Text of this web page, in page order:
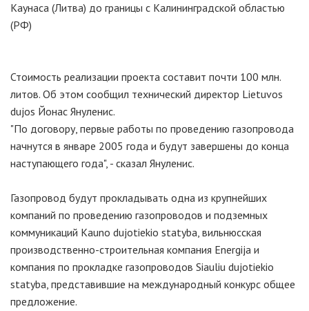
Каунаса (Литва) до границы с Калининградской областью
(РФ)
Стоимость реализации проекта составит почти 100 млн.
литов. Об этом сообщил технический директор Lietuvos
dujos Йонас Януленис.
"По договору, первые работы по проведению газопровода
начнутся в январе 2005 года и будут завершены до конца
наступающего года", - сказал Януленис.
Газопровод будут прокладывать одна из крупнейших
компаний по проведению газопроводов и подземных
коммуникаций Kauno dujotiekio statyba, вильнюсская
производственно-строительная компания Energija и
компания по прокладке газопроводов Siauliu dujotiekio
statyba, представившие на международный конкурс общее
предложение.